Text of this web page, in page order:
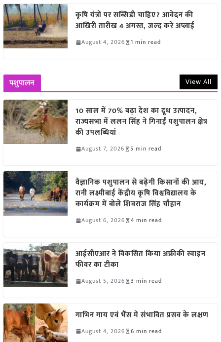
कृषि यंत्रों पर सब्सिडी चाहिए? आवेदन की
आखिरी तारीख 4 अगस्त, जल्द करें अप्लाई
August 4, 2026 1 min read
पशुपालन View All
10 साल में 70% बढ़ा देश का दूध उत्पादन,
राज्यसभा में ललन सिंह ने गिनाईं पशुपालन क्षेत्र
की उपलब्धियां
August 7, 2026 5 min read
वैज्ञानिक पशुपालन से बढ़ेगी किसानों की आय,
रानी लक्ष्मीबाई केंद्रीय कृषि विश्वविद्यालय के
कार्यक्रम में बोले शिवराज सिंह चौहान
August 6, 2026 4 min read
आईसीएआर ने विकसित किया अफ्रीकी स्वाइन
फीवर का टीका
August 5, 2026 3 min read
गाभिन गाय एवं भैंस में संभावित प्रसव के लक्षण
August 4, 2026 6 min read